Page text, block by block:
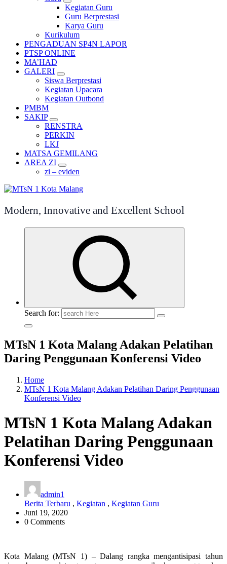
Kegiatan Guru
Guru Berprestasi
Karya Guru
Kurikulum
PENGADUAN SP4N LAPOR
PTSP ONLINE
MA’HAD
GALERI
Siswa Berprestasi
Kegiatan Upacara
Kegiatan Outbond
PMBM
SAKIP
RENSTRA
PERKIN
LKJ
MATSA GEMILANG
AREA ZI
zi – eviden
Modern, Innovative and Excellent School
Search for:
MTsN 1 Kota Malang Adakan Pelatihan
Daring Penggunaan Konferensi Video
Home
MTsN 1 Kota Malang Adakan Pelatihan Daring Penggunaan
Konferensi Video
MTsN 1 Kota Malang Adakan
Pelatihan Daring Penggunaan
Konferensi Video
admin1
Berita Terbaru , Kegiatan , Kegiatan Guru
Juni 19, 2020
0 Comments
Kota Malang (MTsN 1) – Dalang rangka mengantisipasi tahun